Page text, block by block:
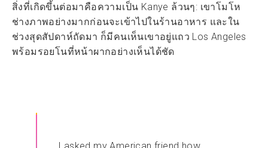
สิ่งที่เกิดขึ้นต่อมาคือความเป็น Kanye ล้วนๆ: เขาโมโห
ช่างภาพอย่างมากก่อนจะเข้าไปในร้านอาหาร และใน
ช่วงสุดสัปดาห์ถัดมา ก็มีคนเห็นเขาอยู่แถว Los Angeles
พร้อมรอยโนที่หน้าผากอย่างเห็นได้ชัด